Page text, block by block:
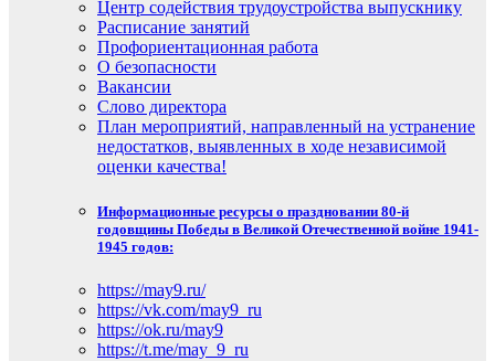
Центр содействия трудоустройства выпускнику
Расписание занятий
Профориентационная работа
О безопасности
Вакансии
Слово директора
План мероприятий, направленный на устранение
недостатков, выявленных в ходе независимой
оценки качества!
Информационные ресурсы о праздновании 80-й
годовщины Победы в Великой Отечественной войне 1941-
1945 годов:
https://may9.ru/
https://vk.com/may9_ru
https://ok.ru/may9
https://t.me/may_9_ru